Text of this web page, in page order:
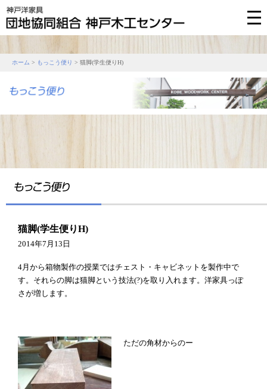
ホーム > もっこう便り > 猫脚(学生便りH)
猫脚(学生便りH)
2014年7月13日
4月から箱物製作の授業ではチェスト・キャビネットを製作中で
す。それらの脚は猫脚という技法(?)を取り入れます。洋家具っぽ
さが増します。
ただの角材からのー